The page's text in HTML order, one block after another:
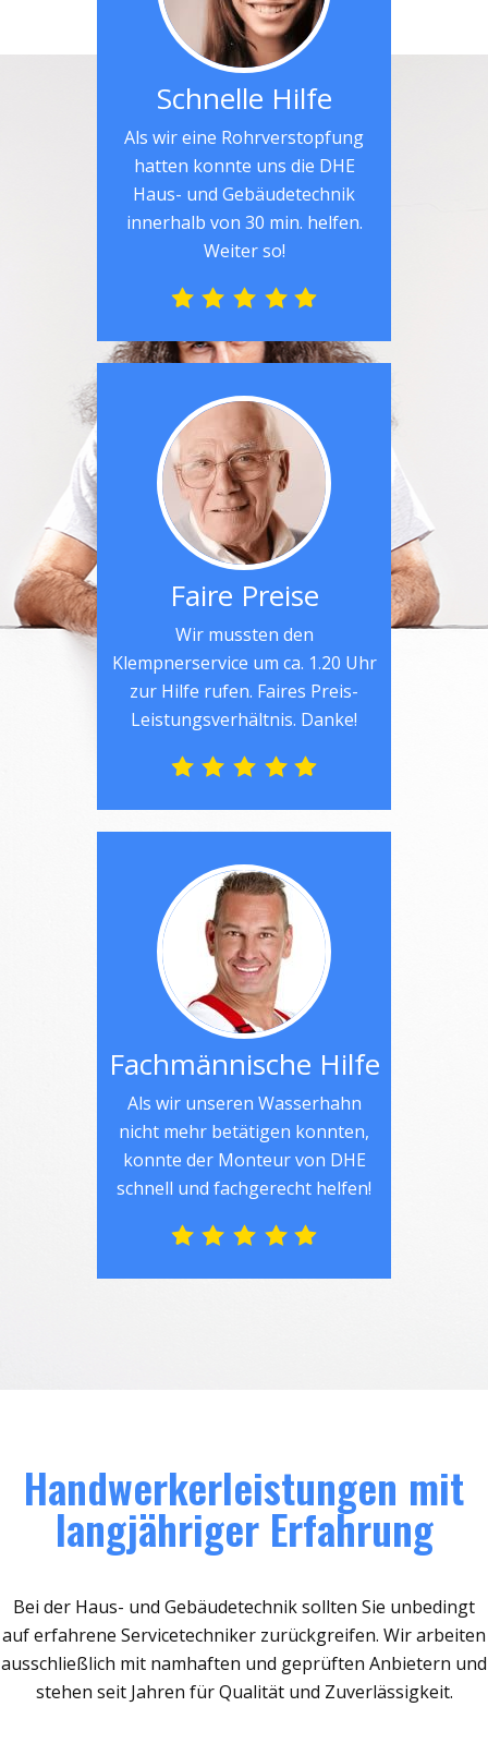
Schnelle Hilfe
Als wir eine Rohrverstopfung
hatten konnte uns die DHE
Haus- und Gebäudetechnik
innerhalb von 30 min. helfen.
Weiter so!
Faire Preise
Wir mussten den
Klempnerservice um ca. 1.20 Uhr
zur Hilfe rufen. Faires Preis-
Leistungsverhältnis. Danke!
Fachmännische Hilfe
Als wir unseren Wasserhahn
nicht mehr betätigen konnten,
konnte der Monteur von DHE
schnell und fachgerecht helfen!
Handwerkerleistungen mit
langjähriger Erfahrung
Bei der Haus- und Gebäudetechnik sollten Sie unbedingt
auf erfahrene Servicetechniker zurückgreifen. Wir arbeiten
ausschließlich mit namhaften und geprüften Anbietern und
stehen seit Jahren für Qualität und Zuverlässigkeit.